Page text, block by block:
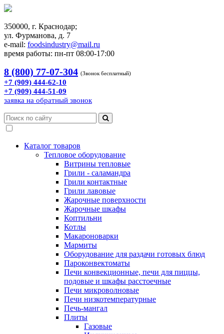
350000, г. Краснодар;
ул. Фурманова, д. 7
e-mail: foodsindustry@mail.ru
время работы: пн-пт 08:00-17:00
8 (800) 77-07-304 (Звонок бесплатный)
+7 (909) 444-62-10
+7 (909) 444-51-09
заявка на обратный звонок
Каталог товаров
Тепловое оборудование
Витрины тепловые
Грили - саламандра
Грили контактные
Грили лавовые
Жарочные поверхности
Жарочные шкафы
Коптильни
Котлы
Макароноварки
Мармиты
Оборудование для раздачи готовых блюд
Пароконвектоматы
Печи конвекционные, печи для пиццы,
подовые и шкафы расстоечные
Печи микроволновые
Печи низкотемпературные
Печь-мангал
Плиты
Газовые